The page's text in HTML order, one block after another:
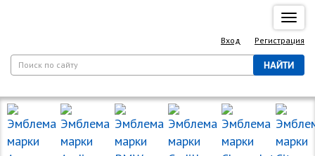
Вход Регистрация
НАЙТИ